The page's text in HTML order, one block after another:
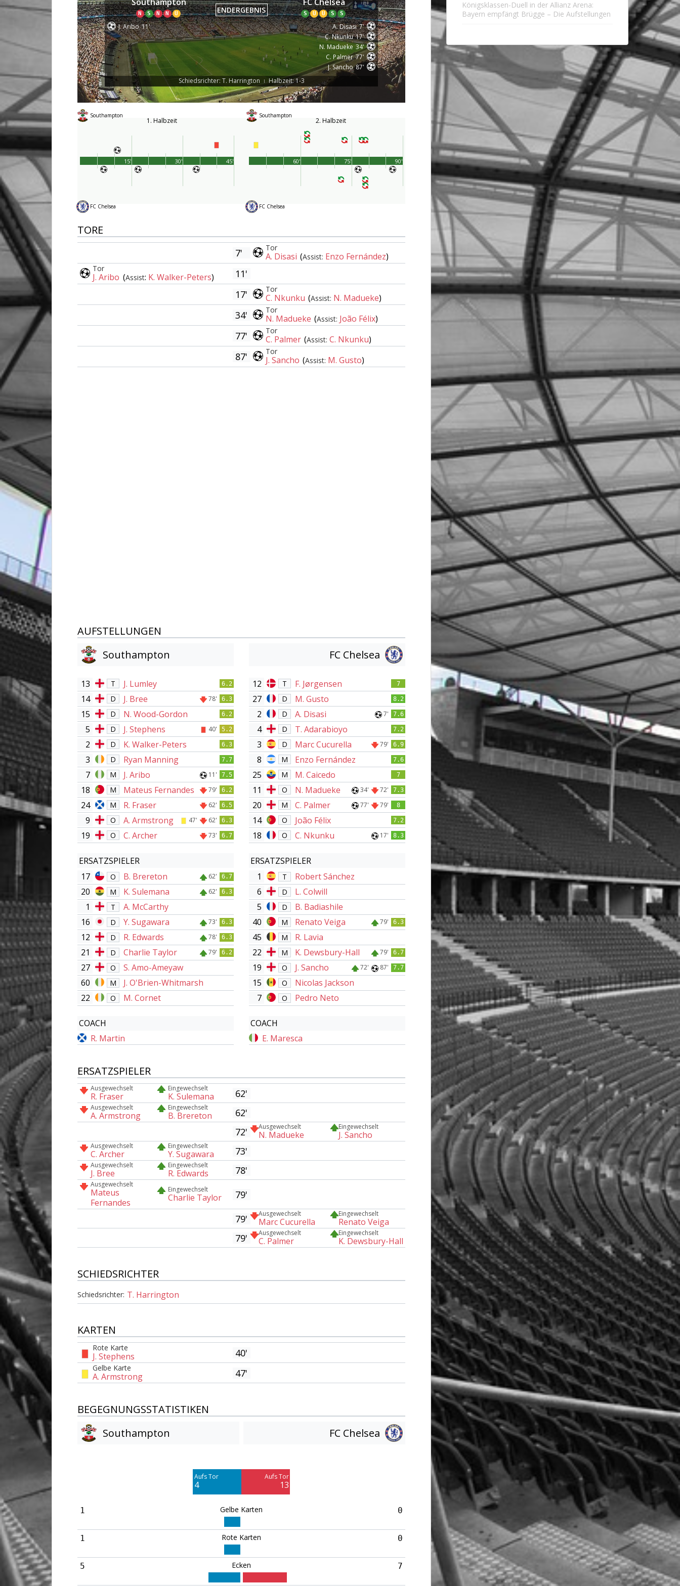
N S N N U ENDERGEBNIS S U U S S
J. Aribo 11' A. Disasi 7'
C. Nkunku 17'
N. Madueke 34'
C. Palmer 77'
J. Sancho 87'
Schiedsrichter: T. Harrington
| Halbzeit: 1-3
Southampton
1. Halbzeit
FC Chelsea
45'
15' 30'
Southampton
2. Halbzeit
FC Chelsea
90'
60' 75'
TORE
7' Tor
A. Disasi (Assist: Enzo Fernández)
Tor
J. Aribo (Assist: K. Walker-Peters)
11'
17'
Tor
C. Nkunku (Assist: N. Madueke)
34' Tor
N. Madueke (Assist: João Félix)
77' Tor
C. Palmer (Assist: C. Nkunku)
87' Tor
J. Sancho (Assist: M. Gusto)
AUFSTELLUNGEN
Southampton
13 T J. Lumley 6.2
14 D J. Bree 78' 6.3
15 D N. Wood-Gordon 6.2
5 D J. Stephens 40' 5.2
2 D K. Walker-Peters 6.3
3 D Ryan Manning 7.7
7 M J. Aribo 11' 7.5
18 M Mateus Fernandes 79' 6.2
24 M R. Fraser 62' 6.5
9 O A. Armstrong 47' 62' 6.3
19 O C. Archer 73' 6.7
ERSATZSPIELER
17
O B. Brereton 62' 6.7
20 M K. Sulemana 62' 6.3
1 T
A. McCarthy
16
D Y. Sugawara 73' 6.3
12 D R. Edwards 78' 6.3
21 D Charlie Taylor 79' 6.2
27 O
S. Amo-Ameyaw
60
M
J. O'Brien-Whitmarsh
22
O M. Cornet
COACH
R. Martin
FC Chelsea
12 T F. Jørgensen 7
27 D M. Gusto 8.2
2 D A. Disasi 7' 7.6
4 D T. Adarabioyo 7.2
3 D Marc Cucurella 79' 6.9
8 M Enzo Fernández 7.6
25 M M. Caicedo 7
11 O N. Madueke 34' 72' 7.3
20 M C. Palmer 77' 79' 8
14 O João Félix 7.2
18 O C. Nkunku 17' 8.3
ERSATZSPIELER
1
T
Robert Sánchez
6
D
L. Colwill
5
D
B. Badiashile
40
M Renato Veiga 79' 6.3
45 M
R. Lavia
22
M K. Dewsbury-Hall 79' 6.7
19 O J. Sancho 72' 87' 7.7
15 O
Nicolas Jackson
7
O Pedro Neto
COACH
E. Maresca
ERSATZSPIELER
Ausgewechselt
R. Fraser
Eingewechselt
K. Sulemana 62'
Ausgewechselt
A. Armstrong
Eingewechselt
B. Brereton
62'
72'
Ausgewechselt
N. Madueke
Eingewechselt
J. Sancho
Ausgewechselt
C. Archer
Eingewechselt
Y. Sugawara 73'
Ausgewechselt
J. Bree
Eingewechselt
R. Edwards 78'
Ausgewechselt
Mateus
Fernandes
Eingewechselt
Charlie Taylor
79'
79'
Ausgewechselt
Marc Cucurella
Eingewechselt
Renato Veiga
79' Ausgewechselt
C. Palmer
Eingewechselt
K. Dewsbury-Hall
SCHIEDSRICHTER
Schiedsrichter: T. Harrington
KARTEN
Rote Karte
J. Stephens 40'
Gelbe Karte
A. Armstrong 47'
BEGEGNUNGSSTATISTIKEN
Southampton
FC Chelsea
Aufs Tor
4
Aufs Tor
13
1 Gelbe Karten 0
1 Rote Karten 0
5 Ecken 7
Königsklassen-Duell in der Allianz Arena:
Bayern empfängt Brügge – Die Aufstellungen